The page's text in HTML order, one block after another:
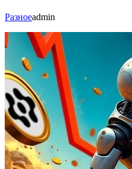
Разноеadmin